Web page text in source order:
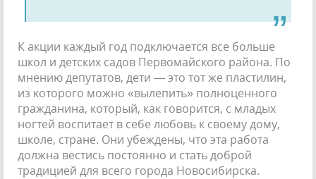
К акции каждый год подклю­чается все больше
школ и детских садов Первомайского района. По
мнению депутатов, дети — это тот же пластилин,
из которого можно «вылепить» полноценного
граж­данина, который, как говорится, с младых
ногтей воспитает в себе любовь к своему дому,
школе, стра­не. Они убеждены, что эта работа
должна вестись постоянно и стать доброй
традицией для всего города Новосибирска.